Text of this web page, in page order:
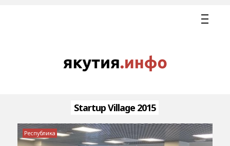
Startup Village 2015
Республика